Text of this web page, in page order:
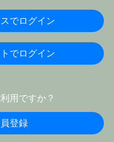
でログイン
でログイン
用ですか？
登録